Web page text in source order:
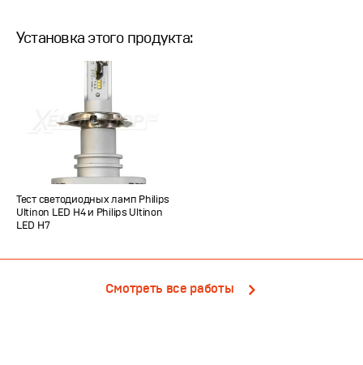
Установка этого продукта:
Тест светодиодных ламп Philips
Ultinon LED H4 и Philips Ultinon
LED H7
Смотреть все работы